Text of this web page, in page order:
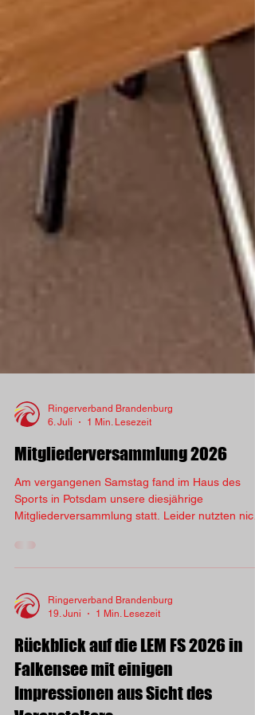
Ringerverband Brandenburg
6. Juli
1 Min. Lesezeit
Mitgliederversammlung 2026
Sports in Potsdam unsere diesjährige
alle Vereine unseres Verbandes die Chance, sich
über die Entwicklungen des vergangenen Jahres
zu informieren und aktiv mitzudiskutieren. Die
Mitgliederversammlung ist ein wichtiger Termin,
der die Möglichkeit bietet, sich über die
Arbeit in den verschiedenen Referaten zu
informieren, Fragen zu stellen und eigene
Ringerverband Brandenburg